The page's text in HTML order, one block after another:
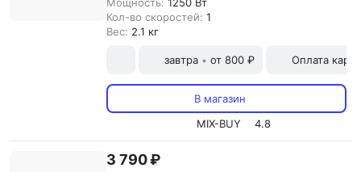
Кол-во скоростей: 1
Вес: 2.1 кг
завтра • от 800 ₽ Оплата
В магазин
MIX-BUY
4.8
3 790 ₽